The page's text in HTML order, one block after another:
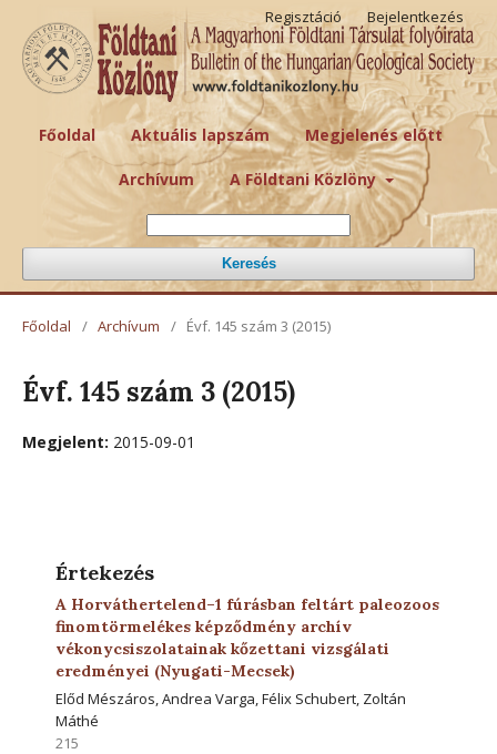
Főoldal Aktuális lapszám Megjelenés előtt
Archívum A Földtani Közlöny
Keresés
Regisztáció Bejelentkezés
Főoldal / Archívum / Évf. 145 szám 3 (2015)
Évf. 145 szám 3 (2015)
Megjelent: 2015-09-01
Értekezés
A Horváthertelend–1 fúrásban feltárt paleozoos
finomtörmelékes képződmény archív
vékonycsiszolatainak kőzettani vizsgálati
eredményei (Nyugati-Mecsek)
Előd Mészáros, Andrea Varga, Félix Schubert, Zoltán
Máthé
215